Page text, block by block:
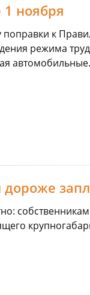
1 ноября
поправки к
режима